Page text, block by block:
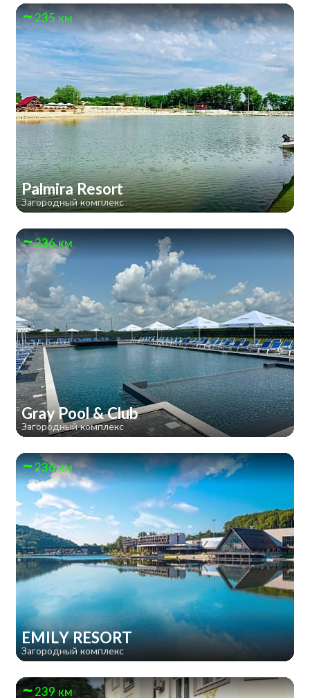
235 км
Palmira Resort
Загородный комплекс
236 км
Gray Pool & Club
Загородный комплекс
236 км
EMILY RESORT
Загородный комплекс
239 км